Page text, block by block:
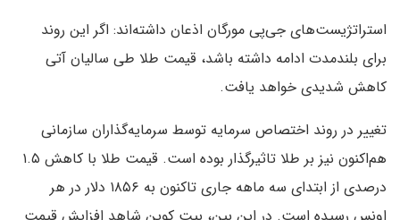
استراتژیست‌های جی‌پی مورگان اذعان داشته‌اند: اگر این روند
برای بلندمدت ادامه داشته باشد، قیمت طلا طی سالیان آتی
کاهش شدیدی خواهد یافت.
تغییر در روند اختصاص سرمایه توسط سرمایه‌گذاران سازمانی
هم‌اکنون نیز بر طلا تاثیرگذار بوده است. قیمت طلا با کاهش ۱.۵
درصدی از ابتدای سه ماهه جاری تاکنون به ۱۸۵۶ دلار در هر